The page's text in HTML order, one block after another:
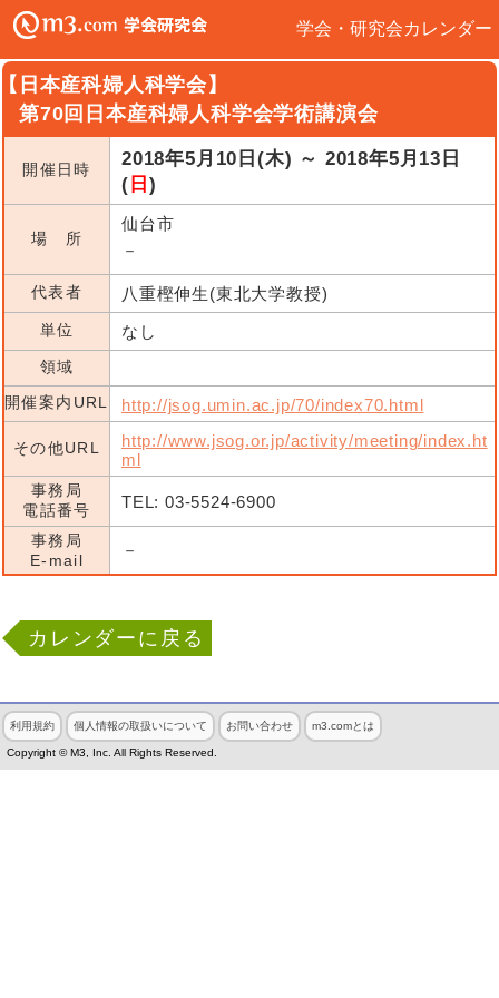
学会・研究会カレンダー
日本産科婦人科学会】
第70回日本産科婦人科学会学術講演会
開催日時
2018年5月10日(木) ～ 2018年5月13日
( 日 )
場 所
仙台市
－
代表者 八重樫伸生(東北大学教授)
単位 なし
領域
開催案内URL
http://jsog.umin.ac.jp/70/index70.html
その他URL
http://www.jsog.or.jp/activity/meeting/index.ht
ml
事務局
電話番号
TEL: 03-5524-6900
事務局
E-mail
－
カレンダーに戻る
利用規約 個人情報の取扱いについて お問い合わせ m3.comとは
Copyright © M3, Inc. All Rights Reserved.